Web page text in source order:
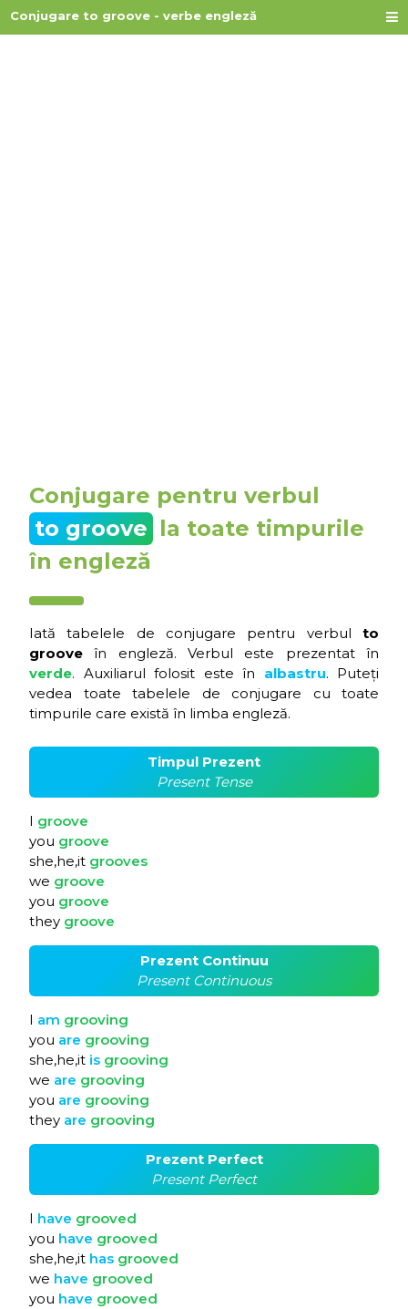
Conjugare to groove - verbe engleză
Conjugare pentru verbul
to groove la toate timpurile
în engleză
Iată tabelele de conjugare pentru verbul to
groove în engleză. Verbul este prezentat în
verde. Auxiliarul folosit este în albastru. Puteți
vedea toate tabelele de conjugare cu toate
timpurile care există în limba engleză.
Timpul Prezent
Present Tense
I groove
you groove
she,he,it grooves
we groove
you groove
they groove
Prezent Continuu
Present Continuous
I am grooving
you are grooving
she,he,it is grooving
we are grooving
you are grooving
they are grooving
Prezent Perfect
Present Perfect
I have grooved
you have grooved
she,he,it has grooved
we have grooved
you have grooved